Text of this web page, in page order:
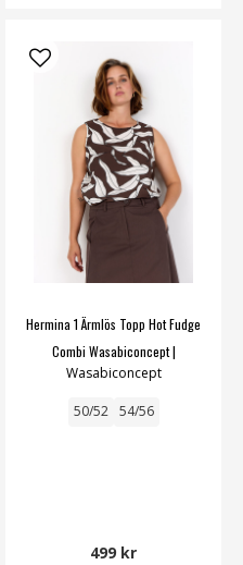
Hermina 1 Ärmlös Topp Hot Fudge
Combi Wasabiconcept |
Smilebutiken
Wasabiconcept
50/52 54/56
499 kr